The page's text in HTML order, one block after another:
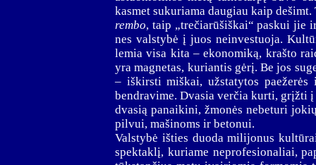
kasmet sukuriama daugiau kaip
rembo, taip „trečiarūšiškai“ paskui jie
nes valstybė į juos neinvestuoja.
lemia visa kita – ekonomiką, krašto
yra magnetas, kuriantis gėrį. Be jos
– iškirsti miškai, užstatytos
bendravime. Dvasia verčia kurti, grįžti
dvasią panaikini, žmonės nebeturi
pilvui, mašinoms ir betonui.
Valstybė išties duoda milijonus
spektaklį, kuriame neprofesionaliai,